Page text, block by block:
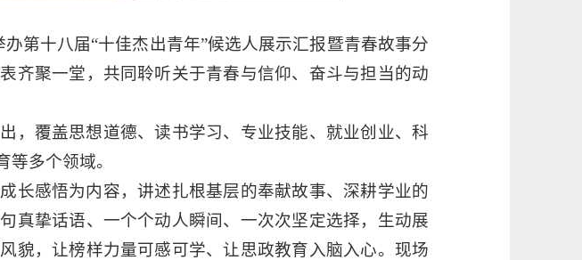
第十八届“十佳杰出青年”候选人展示汇报暨青春故事分
齐聚一堂，共同聆听关于青春与信仰、奋斗与担当的动
，覆盖思想道德、读书学习、专业技能、就业创业、科
多个领域。
长感悟为内容，讲述扎根基层的奉献故事、深耕学业的
真挚话语、一个个动人瞬间、一次次坚定选择，生动展
貌，让榜样力量可感可学、让思政教育入脑入心。现场